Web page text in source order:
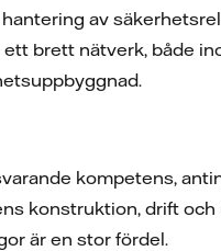
av
brett nätverk, både
kompetens,
konstruktion, drift
är en stor fördel.